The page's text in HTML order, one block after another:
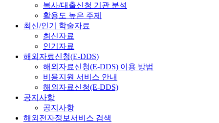
복사/대출신청 기관 분석
활용도 높은 주제
최신/인기 학술자료
최신자료
인기자료
해외자료신청(E-DDS)
해외자료신청(E-DDS) 이용 방법
비용지원 서비스 안내
해외자료신청(E-DDS)
공지사항
공지사항
해외전자정보서비스 검색